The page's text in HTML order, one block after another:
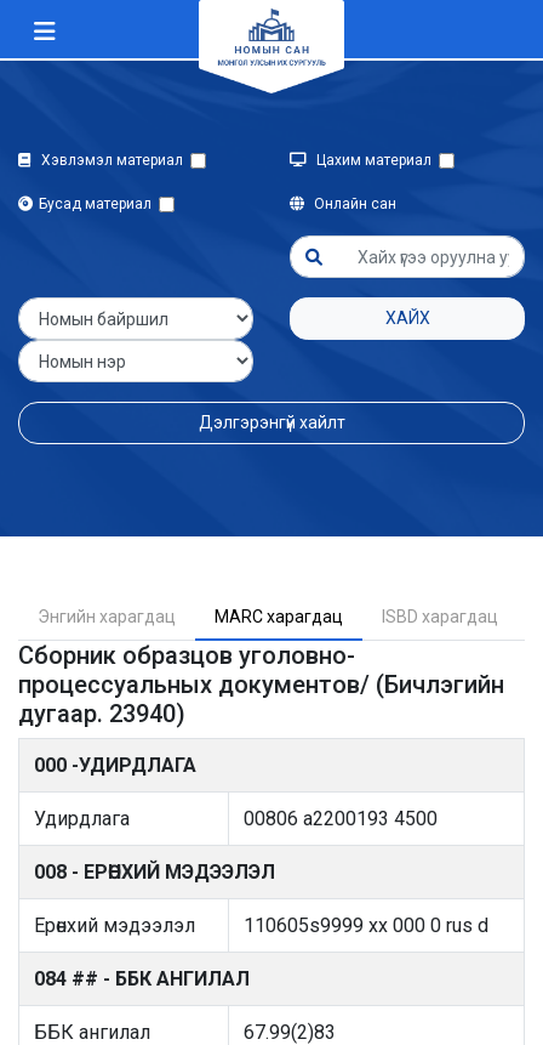
Хэвлэмэл материал Цахим материал
Бусад материал Онлайн сан
ХАЙХ
Дэлгэрэнгүй хайлт
Энгийн харагдац MARC харагдац ISBD харагдац
Сборник образцов уголовно-
процессуальных документов/ (Бичлэгийн
дугаар. 23940)
000 -УДИРДЛАГА
Удирдлага 00806 a2200193 4500
008 - ЕРӨНХИЙ МЭДЭЭЛЭЛ
Ерөнхий мэдээлэл 110605s9999 xx 000 0 rus d
084 ## - ББК АНГИЛАЛ
ББК ангилал 67.99(2)83